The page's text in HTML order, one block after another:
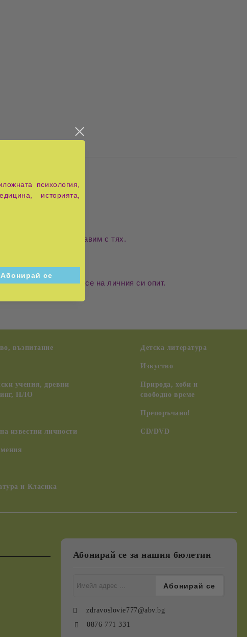
начините да се справим с тях.
си, опирайки се на личния си опит.
възпитание
учения, древни
НЛО
известни личности
и Класика
Детска литература
Изкуство
Природа, хоби и
свободно време
Препоръчано!
CD/DVD
Абонирай се за нашия бюлетин
zdravoslovie777@abv.bg
0876 771 331
психология,
историята,